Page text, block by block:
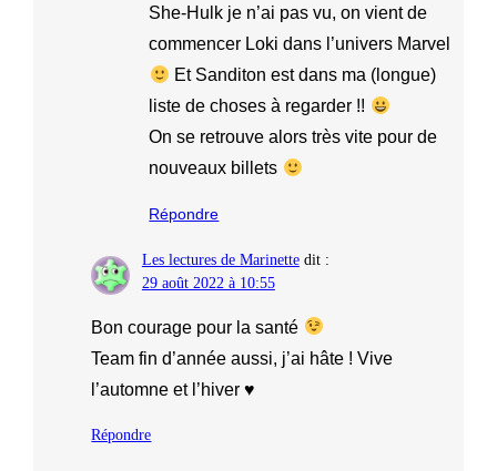
She-Hulk je n’ai pas vu, on vient de
commencer Loki dans l’univers Marvel
Et Sanditon est dans ma (longue)
liste de choses à regarder !!
On se retrouve alors très vite pour de
nouveaux billets
Répondre
Les lectures de Marinette dit :
29 août 2022 à 10:55
Bon courage pour la santé
Team fin d’année aussi, j’ai hâte ! Vive
l’automne et l’hiver ♥
Répondre